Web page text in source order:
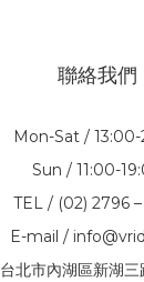
聯絡我們
Mon-Sat / 13:00-
Sun / 11:00-
TEL / (02) 2796 –
E-mail /
台北市內湖區新湖三